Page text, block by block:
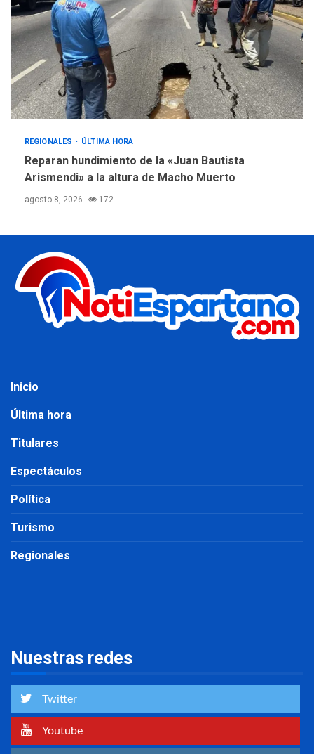
REGIONALES ÚLTIMA HORA
Reparan hundimiento de la «Juan Bautista
Arismendi» a la altura de Macho Muerto
agosto 8, 2026 172
Inicio
Última hora
Titulares
Espectáculos
Política
Turismo
Regionales
Nuestras redes
Twitter
Youtube